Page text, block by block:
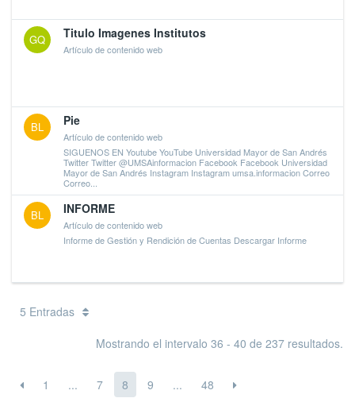
GQ Titulo Imagenes Institutos
Artículo de contenido web
BL Pie
Artículo de contenido web
SIGUENOS EN Youtube YouTube Universidad Mayor de San Andrés
Twitter Twitter @UMSAinformacion Facebook Facebook Universidad
Mayor de San Andrés Instagram Instagram umsa.informacion Correo
Correo...
BL INFORME
Artículo de contenido web
Informe de Gestión y Rendición de Cuentas Descargar Informe
5 Entradas
Mostrando el intervalo 36 - 40 de 237 resultados.
1 ... 7 8 9 ... 48